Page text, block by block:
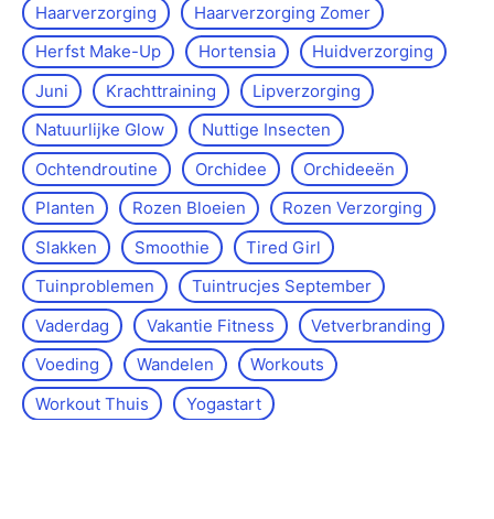
Haarverzorging
Haarverzorging Zomer
Herfst Make-Up
Hortensia
Huidverzorging
Juni
Krachttraining
Lipverzorging
Natuurlijke Glow
Nuttige Insecten
Ochtendroutine
Orchidee
Orchideeën
Planten
Rozen Bloeien
Rozen Verzorging
Slakken
Smoothie
Tired Girl
Tuinproblemen
Tuintrucjes September
Vaderdag
Vakantie Fitness
Vetverbranding
Voeding
Wandelen
Workouts
Workout Thuis
Yoga­start